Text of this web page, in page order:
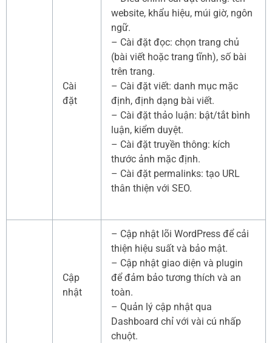
Cài
đặt
website, khẩu hiệu, múi giờ, ngôn
ngữ.
– Cài đặt đọc: chọn trang chủ
(bài viết hoặc trang tĩnh), số bài
trên trang.
– Cài đặt viết: danh mục mặc
định, định dạng bài viết.
– Cài đặt thảo luận: bật/tắt bình
luận, kiểm duyệt.
– Cài đặt truyền thông: kích
thước ảnh mặc định.
– Cài đặt permalinks: tạo URL
thân thiện với SEO.
Cập
nhật
– Cập nhật lõi WordPress để cải
thiện hiệu suất và bảo mật.
– Cập nhật giao diện và plugin
để đảm bảo tương thích và an
toàn.
– Quản lý cập nhật qua
Dashboard chỉ với vài cú nhấp
chuột.